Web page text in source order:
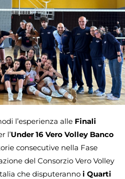
l’esperienza alle Finali
l’Under 16 Vero Volley Banco
consecutive nella Fase
del Consorzio Vero Volley
che disputeranno i Quarti